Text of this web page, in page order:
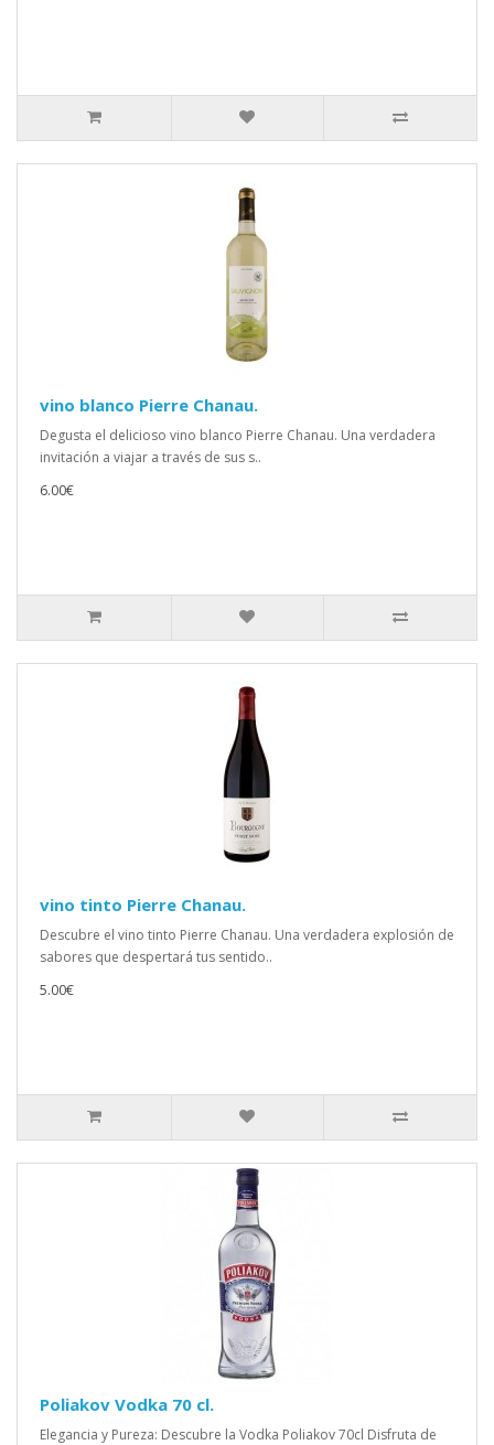
vino blanco Pierre Chanau.
Degusta el delicioso vino blanco Pierre Chanau. Una verdadera
invitación a viajar a través de sus s..
6.00€
vino tinto Pierre Chanau.
Descubre el vino tinto Pierre Chanau. Una verdadera explosión de
sabores que despertará tus sentido..
5.00€
Poliakov Vodka 70 cl.
Elegancia y Pureza: Descubre la Vodka Poliakov 70cl Disfruta de